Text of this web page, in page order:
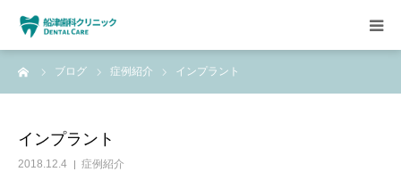
ブログ 症例紹介 インプラント
インプラント
2018.12.4 症例紹介
HOME